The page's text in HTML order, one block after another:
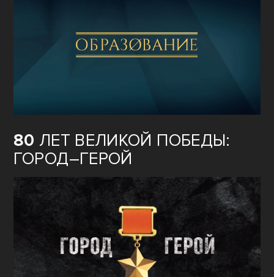
80 ЛЕТ ВЕЛИКОЙ ПОБЕДЫ:
ГОРОД–ГЕРОЙ